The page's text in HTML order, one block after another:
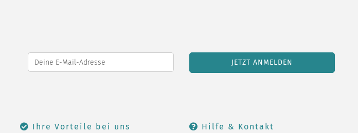
Ihre Vorteile bei uns Hilfe & Kontakt